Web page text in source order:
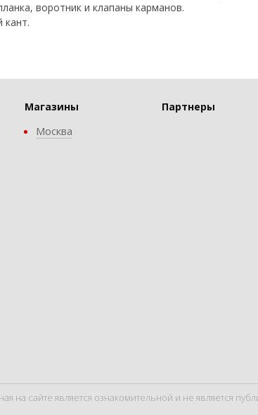
воротник и клапаны карманов.
кант.
Магазины
Москва
Партнеры
на сайте является ознакомительной и не является